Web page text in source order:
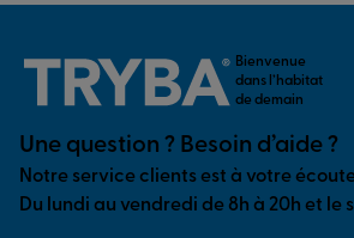
Bienvenue
dans l’habitat
de demain
Une question ? Besoin d’aide ?
Notre service clients est à votre
Du lundi au vendredi de 8h à 20h et le